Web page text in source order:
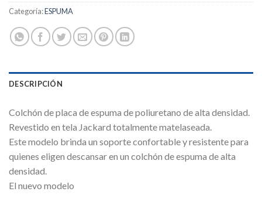
Categoría:ESPUMA
DESCRIPCIÓN
Colchón de placa de espuma de poliuretano de alta densidad.
Revestido en tela Jackard totalmente matelaseada.
Este modelo brinda un soporte confortable y resistente para
quienes eligen descansar en un colchón de espuma de alta
densidad.
El nuevo modelo